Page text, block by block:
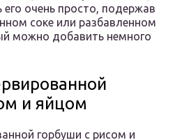
очень просто, подержав
соке или разбавленном
можно добавить немного
и яйцом
горбуши с рисом и